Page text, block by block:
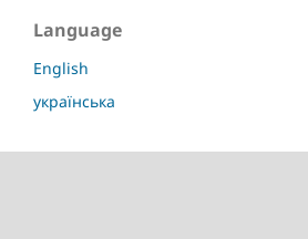
Language
English
українська